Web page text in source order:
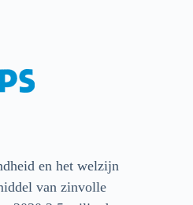
en het welzijn
van zinvolle